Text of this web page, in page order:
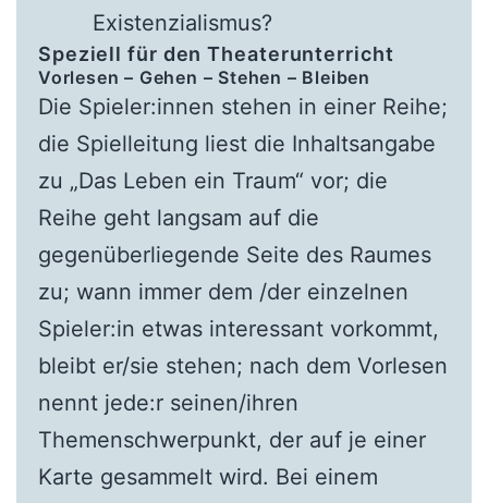
Existenzialismus?
Speziell für den Theaterunterricht
Vorlesen – Gehen – Stehen – Bleiben
Die Spieler:innen stehen in einer Reihe;
die Spielleitung liest die Inhaltsangabe
zu „Das Leben ein Traum“ vor; die
Reihe geht langsam auf die
gegenüberliegende Seite des Raumes
zu; wann immer dem /der einzelnen
Spieler:in etwas interessant vorkommt,
bleibt er/sie stehen; nach dem Vorlesen
nennt jede:r seinen/ihren
Themenschwerpunkt, der auf je einer
Karte gesammelt wird. Bei einem